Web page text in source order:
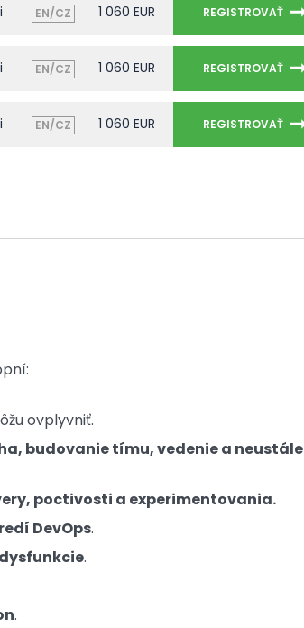
EN/CZ 1 060 EUR REGISTROVAŤ
EN/CZ 1 060 EUR REGISTROVAŤ
EN/CZ 1 060 EUR REGISTROVAŤ
ovplyvniť.
budovanie tímu, vedenie a neustále
poctivosti a experimentovania.
DevOps.
dysfunkcie.
.